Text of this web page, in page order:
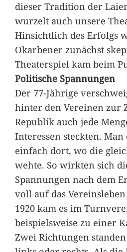
dieser Tradition der
wurzelt auch unsere
Hinsichtlich des Erfolgs
Okarbener zunächst
Theaterspiel kam beim
Politische Spannungen
Der 77-Jährige
hinter den Vereinen zur
Republik auch jede
Interessen steckten.
einfach dort, wo die
wehte. So wirkten sich
Spannungen nach dem
voll auf das
1920 kam es im
beispielsweise zu einer
Zwei Richtungen